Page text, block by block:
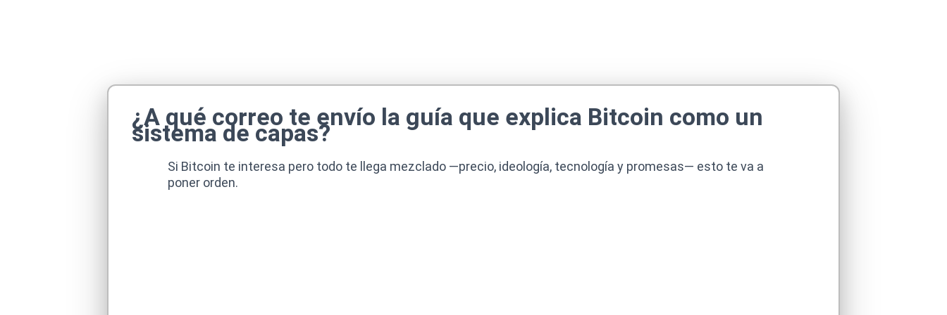
¿A qué correo te envío la guía que explica Bitcoin como un
sistema de capas?
Si Bitcoin te interesa pero todo te llega mezclado —precio, ideología, tecnología y promesas— esto te va a
poner orden.